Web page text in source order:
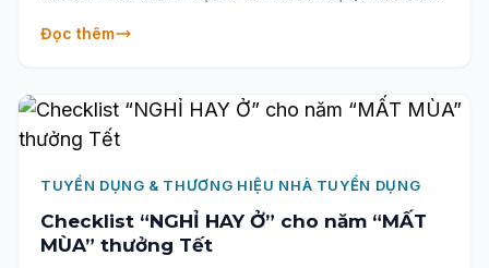
AI hỗ trợ để bước sang một vị thế mới.
Đọc thêm
TUYỂN DỤNG & THƯƠNG HIỆU NHÀ TUYỂN DỤNG
Checklist “NGHỈ HAY Ở” cho năm “MẤT
MÙA” thưởng Tết